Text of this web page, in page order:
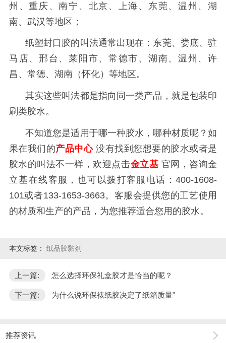
州、重庆、南宁、北京、上海、东莞、温州、湖
南、武汉等地区；
纸塑封口胶的叫法通常出现在：东莞、娄底、驻
马店、邢台、莱阳市、常德市、湖南、温州、许
昌、常德、湖南（怀化）等地区。
其实这些叫法都是指向同一类产品，就是包装印
刷类胶水。
不知道您是适用于哪一种胶水，哪种材质呢？如
果在我们的产品中心 没有找到您想要的胶水或者是
胶水的叫法不一样，欢迎点击金立基 官网，咨询金
立基在线客服，也可以拨打客服电话：400-1608-
101或者133-1653-3663。客服会提供您的工艺使用
的材质和生产的产品，为您推荐适合您用的胶水。
本文标签： 纸品胶黏剂
上一篇: 怎么选择环保礼盒胶才是恰当的呢？
下一篇: 为什么说环保裱纸胶决定了纸箱质量"
推荐资讯